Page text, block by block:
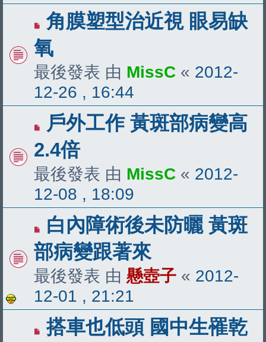
角膜塑型治近視 眼易缺
氧
最後發表 由 MissC « 2012-
12-26 , 16:44
戶外工作 黃斑部病變高
2.4倍
最後發表 由 MissC « 2012-
12-08 , 18:09
白內障術後未防曬 黃斑
部病變跟著來
最後發表 由 懸壺子 « 2012-
12-01 , 21:21
搭車也低頭 國中生罹乾